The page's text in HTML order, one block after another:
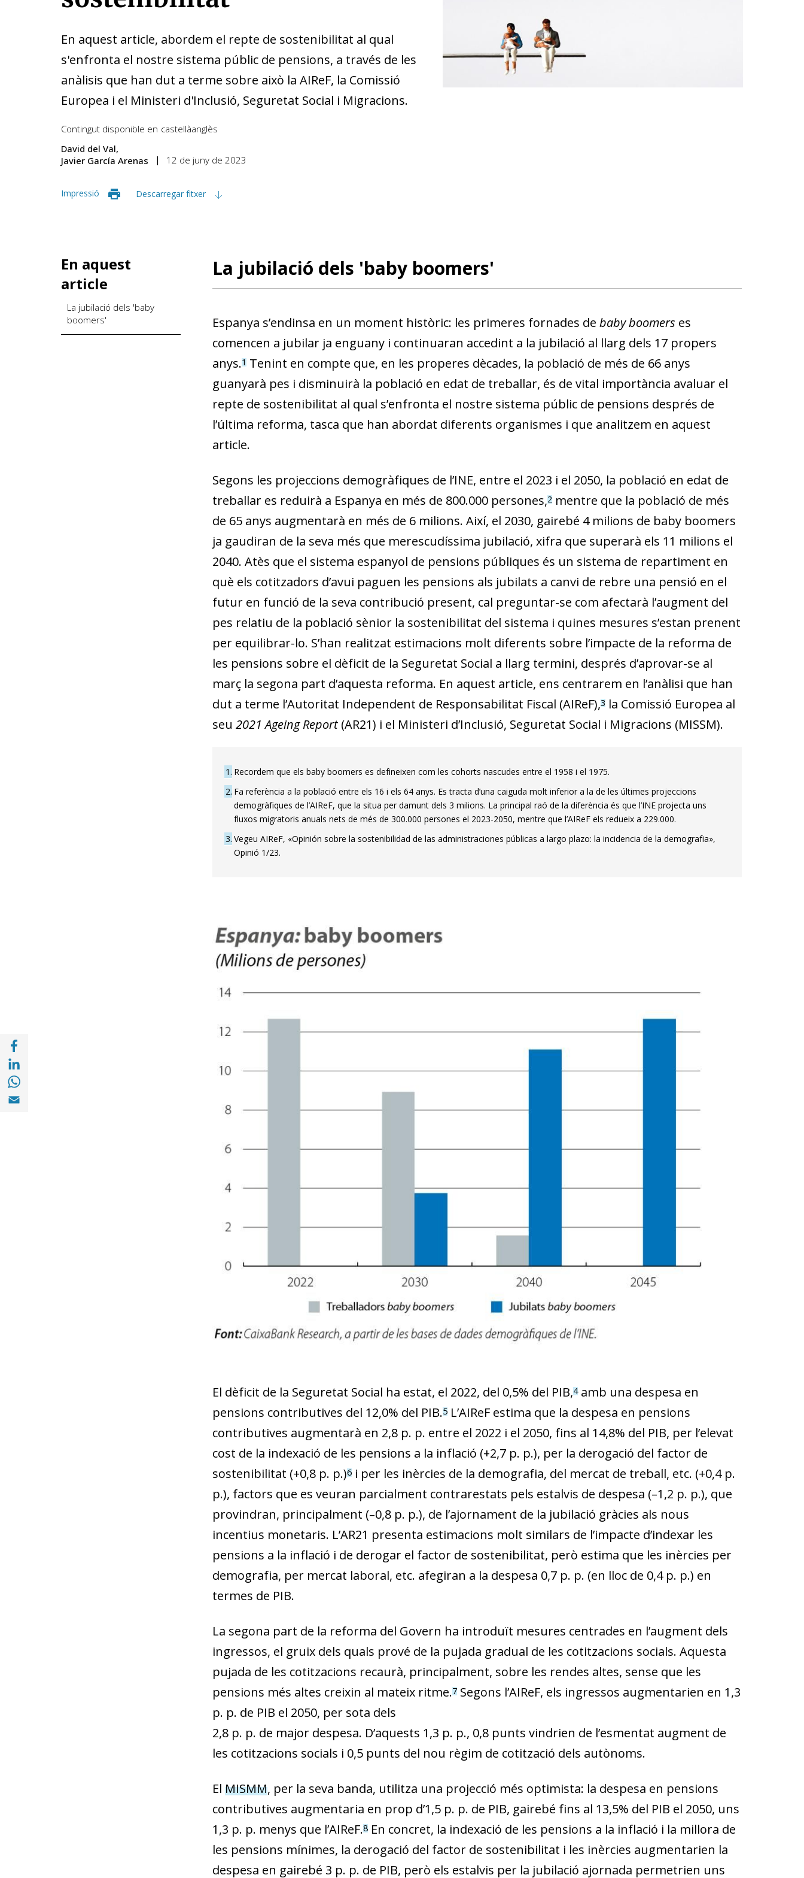
En aquest article, abordem el repte de sostenibilitat al qual
s'enfronta el nostre sistema públic de pensions, a través de les
anàlisis que han dut a terme sobre això la AIReF, la Comissió
Europea i el Ministeri d'Inclusió, Seguretat Social i Migracions.
Contingut disponible en castellàanglès
David del Val
Javier García Arenas
12 de juny de 2023
Impressió Descarregar fitxer
Compartir a Facebook (opens in a new window)
Compartir a with Whatsapp (opens in a new window)
En aquest
article
La jubilació dels 'baby
boomers'
La jubilació dels 'baby boomers'
Espanya s’endinsa en un moment històric: les primeres fornades de baby boomers es
comencen a jubilar ja enguany i continuaran accedint a la jubilació al llarg dels 17 propers
anys.1Tenint en compte que, en les properes dècades, la població de més de 66 anys
guanyarà pes i disminuirà la població en edat de treballar, és de vital importància avaluar el
repte de sostenibilitat al qual s’enfronta el nostre sistema públic de pensions després de
l’última reforma, tasca que han abordat diferents organismes i que analitzem en aquest
article.
Segons les projeccions demogràfiques de l’INE, entre el 2023 i el 2050, la població en edat de
treballar es reduirà a Espanya en més de 800.000 persones,2mentre que la població de més
de 65 anys augmentarà en més de 6 milions. Així, el 2030, gairebé 4 milions de baby boomers
ja gaudiran de la seva més que merescudíssima jubilació, xifra que superarà els 11 milions el
2040. Atès que el sistema espanyol de pensions públiques és un sistema de repartiment en
què els cotitzadors d’avui paguen les pensions als jubilats a canvi de rebre una pensió en el
futur en funció de la seva contribució present, cal preguntar-se com afectarà l’augment del
pes relatiu de la població sènior la sostenibilitat del sistema i quines mesures s’estan prenent
per equilibrar-lo. S’han realitzat estimacions molt diferents sobre l’impacte de la reforma de
les pensions sobre el dèficit de la Seguretat Social a llarg termini, després d’aprovar-se al
març la segona part d’aquesta reforma. En aquest article, ens centrarem en l’anàlisi que han
dut a terme l’Autoritat Independent de Responsabilitat Fiscal (AIReF),3la Comissió Europea al
seu 2021 Ageing Report(AR21) i el Ministeri d’Inclusió, Seguretat Social i Migracions (MISSM).
1 Recordem que els baby boomers es defineixen com les cohorts nascudes entre el 1958 i el 1975.
2 Fa referència a la població entre els 16 i els 64 anys. Es tracta d’una caiguda molt inferior a la de les últimes projeccions
demogràfiques de l’AIReF, que la situa per damunt dels 3 milions. La principal raó de la diferència és que l’INE projecta uns
fluxos migratoris anuals nets de més de 300.000 persones el 2023-2050, mentre que l’AIReF els redueix a 229.000.
3 Vegeu AIReF, «Opinión sobre la sostenibilidad de las administraciones públicas a largo plazo: la incidencia de la demografia»,
Opinió 1/23.
El dèficit de la Seguretat Social ha estat, el 2022, del 0,5% del PIB,4amb una despesa en
pensions contributives del 12,0% del PIB.5L’AIReF estima que la despesa en pensions
contributives augmentarà en 2,8 p. p. entre el 2022 i el 2050, fins al 14,8% del PIB, per l’elevat
cost de la indexació de les pensions a la inflació (+2,7 p. p.), per la derogació del factor de
sostenibilitat (+0,8 p. p.)6i per les inèrcies de la demografia, del mercat de treball, etc. (+0,4 p.
p.), factors que es veuran parcialment contrarestats pels estalvis de despesa (–1,2 p. p.), que
provindran, principalment (–0,8 p. p.), de l’ajornament de la jubilació gràcies als nous
incentius monetaris. L’AR21 presenta estimacions molt similars de l’impacte d’indexar les
pensions a la inflació i de derogar el factor de sostenibilitat, però estima que les inèrcies per
demografia, per mercat laboral, etc. afegiran a la despesa 0,7 p. p. (en lloc de 0,4 p. p.) en
termes de PIB.
La segona part de la reforma del Govern ha introduït mesures centrades en l’augment dels
ingressos, el gruix dels quals prové de la pujada gradual de les cotitzacions socials. Aquesta
pujada de les cotitzacions recaurà, principalment, sobre les rendes altes, sense que les
pensions més altes creixin al mateix ritme.7Segons l’AIReF, els ingressos augmentarien en 1,3
p. p. de PIB el 2050, per sota dels
2,8 p. p. de major despesa. D’aquests 1,3 p. p., 0,8 punts vindrien de l’esmentat augment de
les cotitzacions socials i 0,5 punts del nou règim de cotització dels autònoms.
El MISMM, per la seva banda, utilitza una projecció més optimista: la despesa en pensions
contributives augmentaria en prop d’1,5 p. p. de PIB, gairebé fins al 13,5% del PIB el 2050, uns
1,3 p. p. menys que l’AIReF.8En concret, la indexació de les pensions a la inflació i la millora de
les pensions mínimes, la derogació del factor de sostenibilitat i les inèrcies augmentarien la
despesa en gairebé 3 p. p. de PIB, però els estalvis per la jubilació ajornada permetrien uns